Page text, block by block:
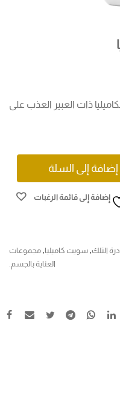
ذات العبير العذب على
إضافة إلى السلة
إضافة إلى قائمة الرغبات
التلك, سويت كاميليا, مجموعات
العناية بالجسم.